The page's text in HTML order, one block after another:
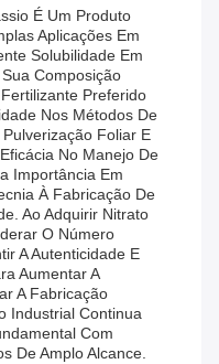
É Um Produto
Aplicações Em
Solubilidade Em
Composição
Preferido
Nos Métodos De
Foliar E
No Manejo De
Importância Em
À Fabricação De
Ao Adquirir Nitrato
O Número
A Autenticidade E
Aumentar A
A Fabricação
Industrial Continua
Com
De Amplo Alcance.